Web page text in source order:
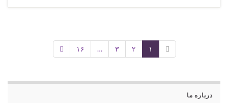
۱ ۲ ۳ … ۱۶
درباره ما